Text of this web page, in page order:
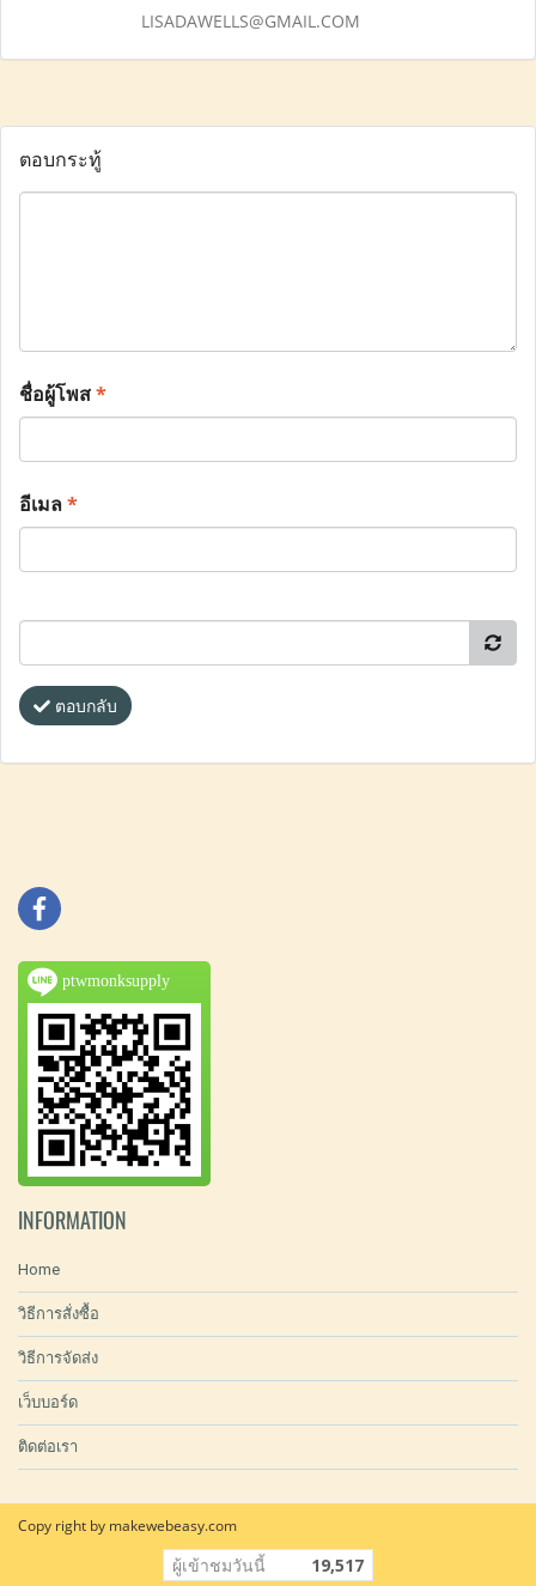
LISADAWELLS@GMAIL.COM
ตอบกระทู้
ชื่อผู้โพส*
อีเมล*
ตอบกลับ
ptwmonksupply
INFORMATION
Home
วิธีการสั่งซื้อ
วิธีการจัดส่ง
เว็บบอร์ด
ติดต่อเรา
Copy right by makewebeasy.com
ผู้เข้าชมวันนี้ 19,517